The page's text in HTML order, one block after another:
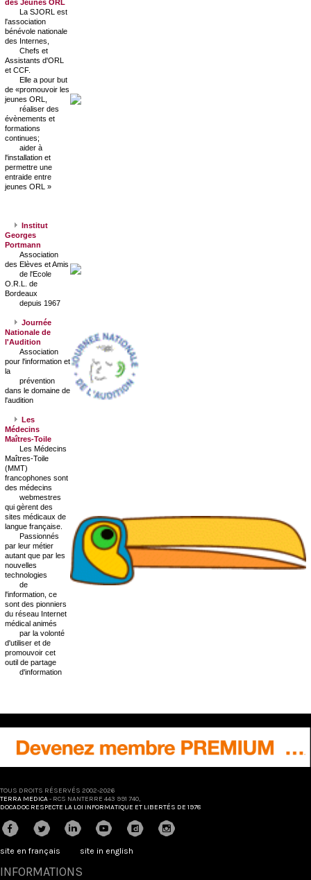
des Jeunes ORL
La SJORL est
l'association
bénévole nationale
des Internes,
Chefs et
Assistants d'ORL
et CCF.
Elle a pour but
de «promouvoir les
jeunes ORL,
réaliser des
évènements et
formations
continues;
aider à
l'installation et
permettre une
entraide entre
jeunes ORL »
Institut
Georges
Portmann
Association
des Elèves et Amis
de l'Ecole
O.R.L. de
Bordeaux
depuis 1967
Journée
Nationale de
l'Audition
Association
pour l'information et
la
prévention
dans le domaine de
l'audition
Les
Médecins
Maîtres-Toile
Les Médecins
Maîtres-Toile
(MMT)
francophones sont
des médecins
webmestres
qui gèrent des
sites médicaux de
langue française.
Passionnés
par leur métier
autant que par les
nouvelles
technologies
de
l'information, ce
sont des pionniers
du réseau Internet
médical animés
par la volonté
d'utiliser et de
promouvoir cet
outil de partage
d'information
TOUS DROITS RÉSERVÉS 2002-2026
TERRA MEDICA- RCS NANTERRE 443 991 740,
DOCADOC RESPECTE LA LOI INFORMATIQUE ET LIBERTÉS DE 1978
site en français site in english
INFORMATIONS